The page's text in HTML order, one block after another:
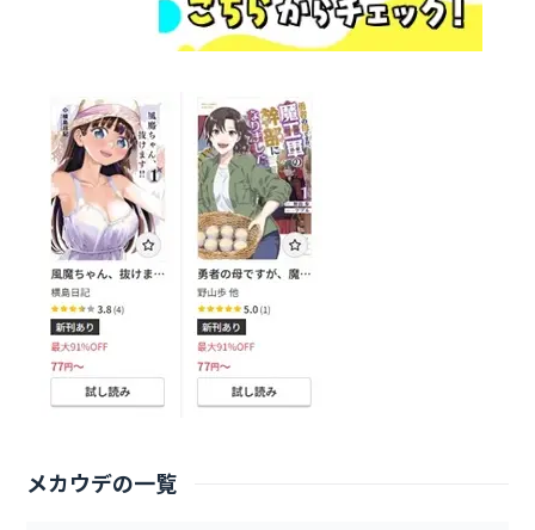
メカウデの一覧